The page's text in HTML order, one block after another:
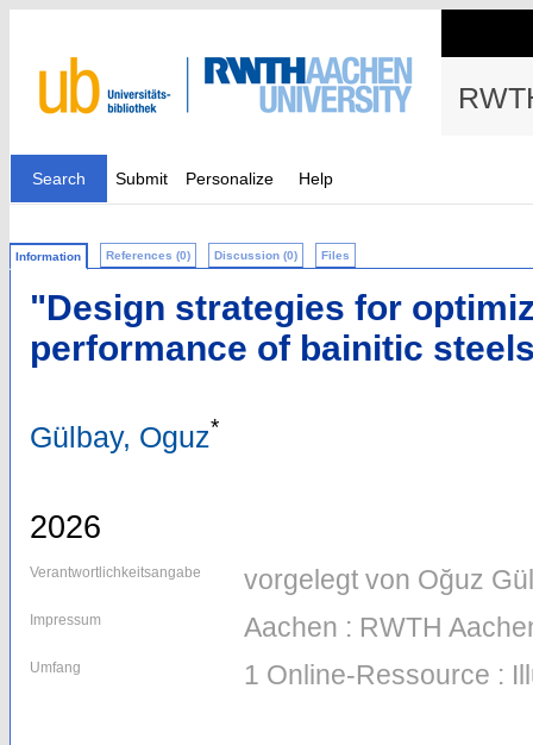
Search Submit Personalize Help
Information References (0) Discussion (0) Files
"Design strategies for
performance of bainitic
Gülbay, Oguz*
2026
Verantwortlichkeitsangabe vorgelegt von Oğuz
Impressum Aachen : RWTH
Umfang 1 Online-Ressource :